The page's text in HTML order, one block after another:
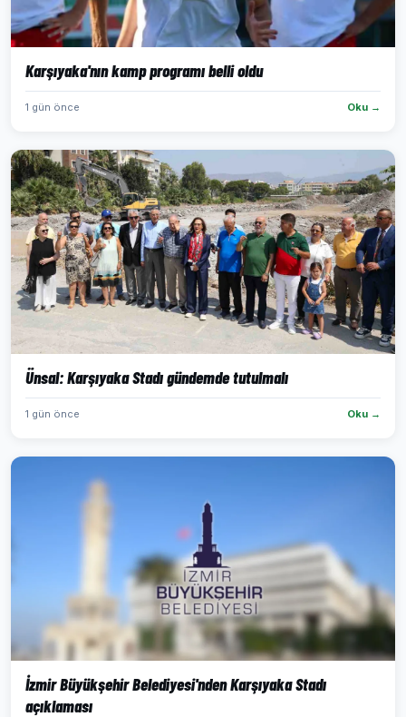
Karşıyaka'nın kamp programı belli oldu
1 gün önce Oku →
Ünsal: Karşıyaka Stadı gündemde tutulmalı
1 gün önce Oku →
İzmir Büyükşehir Belediyesi'nden Karşıyaka Stadı
açıklaması